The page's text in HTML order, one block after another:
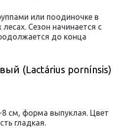
или поодиночке в
Сезон начинается с
до конца
(Lactárius pornínsis)
см, форма выпуклая. Цвет
гладкая.